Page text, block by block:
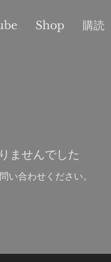
Shop 購読
ませんでした
い合わせください。